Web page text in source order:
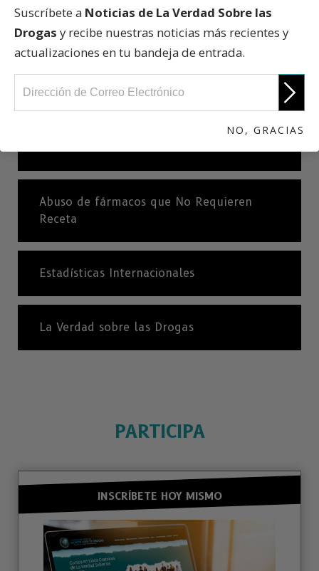
Estimulantes
Antidepresivos
Abuso de fármacos que No Requieren
Receta
Estadísticas Internacionales
La Verdad sobre las Drogas
PARTICIPA
INSCRÍBETE HOY MISMO
Suscríbete a Noticias de La Verdad Sobre las
Drogas y recibe nuestras noticias más recientes y
actualizaciones en tu bandeja de entrada.
NO, GRACIAS